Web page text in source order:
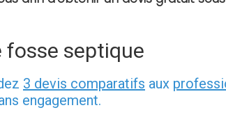
fosse septique
3 devis comparatifs aux
engagement.